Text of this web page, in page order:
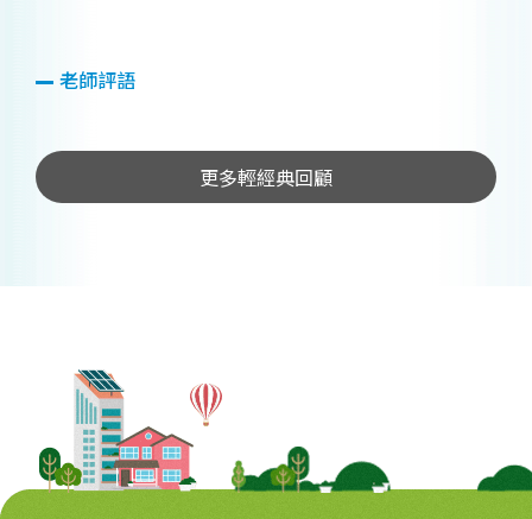
老師評語
更多輕經典回顧